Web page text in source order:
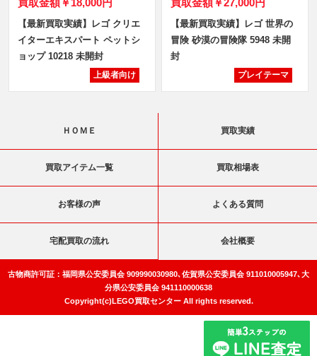
【最新買取実績】レゴ クリエ
イターエキスパート ペットシ
ョップ 10218 未開封
上級者向け
【最新買取実績】レゴ 世界の
冒険 砂漠の冒険隊 5948 未開
封
プレイテーマ
ＨＯＭＥ 買取実績
買取アイテム一覧 買取相場表
お客様の声 よくある質問
宅配買取の流れ 会社概要
古物商許可証：福岡県公安委員会 909990030980､佐賀県公安委員会 911010005947､大
分県公安委員会 941110000638
Copyright(c)LEGO買取センター All rights reserved.